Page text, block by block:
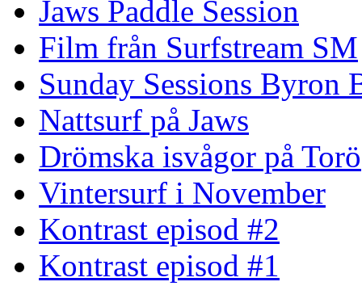
Jaws Paddle Session
Film från Surfstream SM
Sunday Sessions Byron
Nattsurf på Jaws
Drömska isvågor på Torö
Vintersurf i November
Kontrast episod #2
Kontrast episod #1